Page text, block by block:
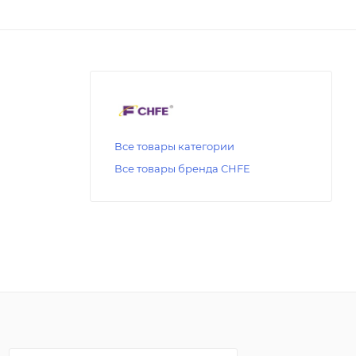
Все товары категории
Все товары бренда CHFE